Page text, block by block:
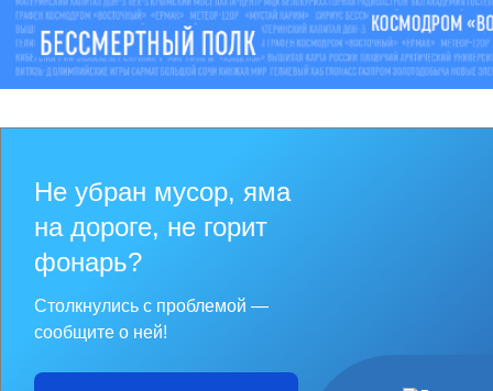
Не убран мусор, яма
на дороге, не горит
фонарь?
Столкнулись с проблемой —
сообщите о ней!